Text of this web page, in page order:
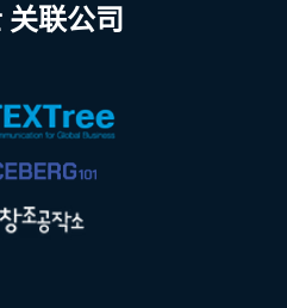
关联公司